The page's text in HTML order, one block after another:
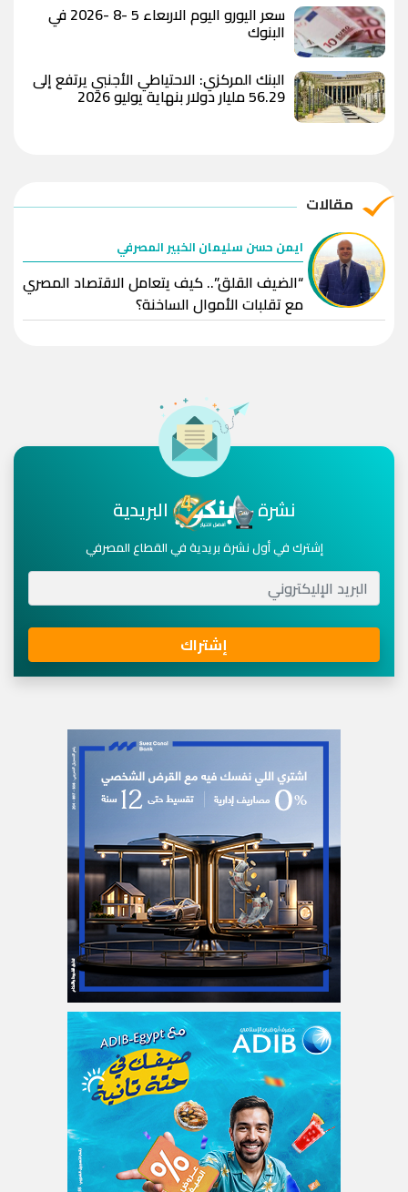
سعر اليورو اليوم الاربعاء 5 -8 -2026 في
البنوك
البنك المركزي: الاحتياطي الأجنبي يرتفع إلى
56.29 مليار دولار بنهاية يوليو 2026
مقالات
ايمن حسن سليمان الخبير المصرفي
“الضيف القلق”.. كيف يتعامل الاقتصاد المصري
مع تقلبات الأموال الساخنة؟
نشرة البريدية
إشترك في أول نشرة بريدية في القطاع المصرفي